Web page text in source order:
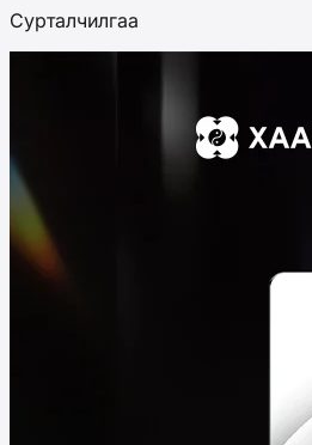
Сурталчилгаа